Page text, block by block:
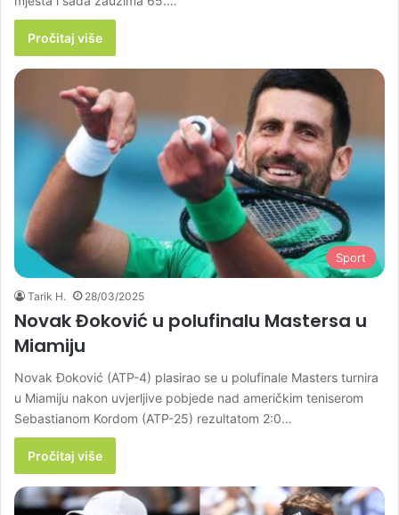
Pročitaj više
Sport
Tarik H. 28/03/2025
Novak Đoković u polufinalu Mastersa u
Miamiju
Novak Đoković (ATP-4) plasirao se u polufinale Masters turnira
u Miamiju nakon uvjerljive pobjede nad američkim teniserom
Sebastianom Kordom (ATP-25) rezultatom 2:0…
Pročitaj više